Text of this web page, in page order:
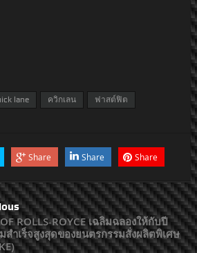
lane ควิกเลน ฟาสต์ฟิต
Share Share Share
ROLLS-ROYCE เฉลิมฉลองให้กับปี
สำเร็จสูงสุดของยนตรกรรมสั่งผลิตพิเศษ